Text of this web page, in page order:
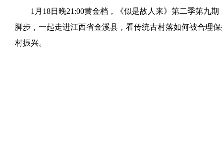
1月18日晚21:00黄金档，《似是故人来》第二季第九
脚步，一起走进江西省金溪县，看传统古村落如何被合理
村振兴。